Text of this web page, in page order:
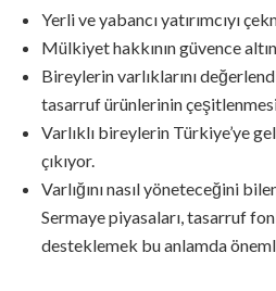
Yerli ve yabancı yatırımcıyı
Mülkiyet hakkının güvence
Bireylerin varlıklarını
tasarruf ürünlerinin
Varlıklı bireylerin Türkiye’ye
çıkıyor.
Varlığını nasıl yöneteceğini
Sermaye piyasaları, tasarruf
desteklemek bu anlamda